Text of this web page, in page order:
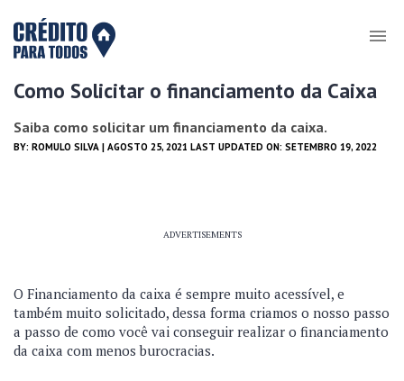
Como Solicitar o financiamento da Caixa
Saiba como solicitar um financiamento da caixa.
BY: ROMULO SILVA | AGOSTO 25, 2021 LAST UPDATED ON: SETEMBRO 19, 2022
ADVERTISEMENTS
O Financiamento da caixa é sempre muito acessível, e
também muito solicitado, dessa forma criamos o nosso passo
a passo de como você vai conseguir realizar o financiamento
da caixa com menos burocracias.